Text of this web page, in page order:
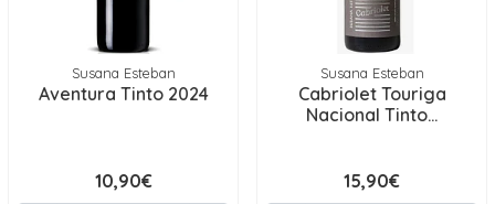
Susana Esteban
Aventura Tinto 2024
10,90€
Susana Esteban
Cabriolet Touriga
Nacional Tinto...
15,90€